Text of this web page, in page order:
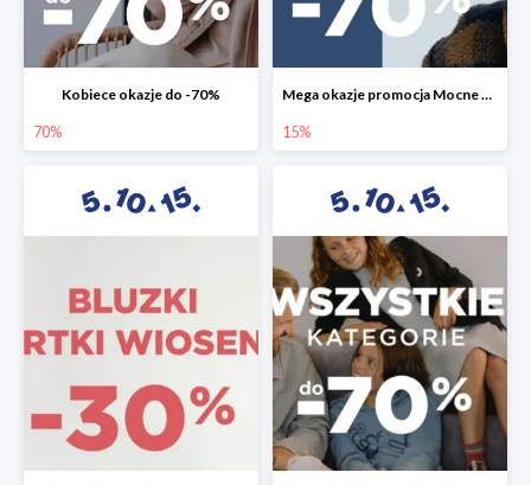
Kobiece okazje do -70%
70%
Mega okazje promocja Mocne marki do -70%
15%